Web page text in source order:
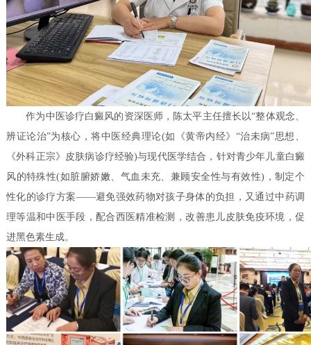
作为中医诊疗白癜风的资深医师，陈太平主任擅长以“整体观念、
辨证论治”为核心，将中医经典理论(如《黄帝内经》“治未病”思想、
《外科正宗》皮肤病诊疗经验)与现代医学结合，针对青少年儿童白癜
风的特殊性(如脏腑娇嫩、气血未充、兼顾安全性与有效性)，制定个
性化的诊疗方案——避免强效药物对孩子身体的负担，又通过中药调
理等温和中医手段，配合西医精准检测，改善患儿皮肤免疫环境，促
进黑色素生成。